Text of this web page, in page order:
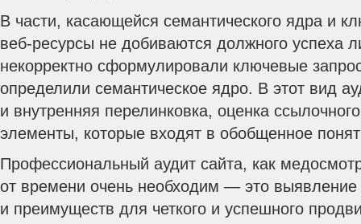
В части, касающейся семантического ядра и
веб-ресурсы не добиваются должного успеха
некорректно сформулировали ключевые
определили семантическое ядро. В этот вид
и внутренняя перелинковка, оценка
элементы, которые входят в обобщенное
Профессиональный аудит сайта, как
от времени очень необходим — это выявление
и преимуществ для четкого и успешного